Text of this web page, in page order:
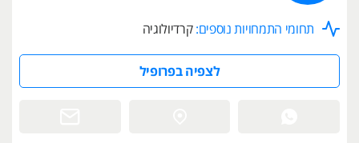
תחומי התמחויות נוספים: קרדיולוגיה
לצפיה בפרופיל